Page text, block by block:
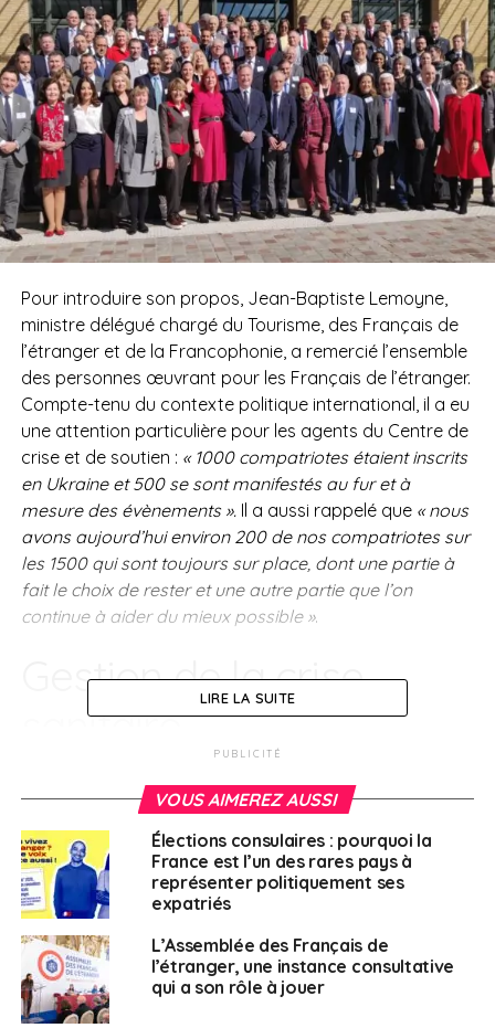
Pour introduire son propos, Jean-Baptiste Lemoyne,
ministre délégué chargé du Tourisme, des Français de
l’étranger et de la Francophonie, a remercié l’ensemble
des personnes œuvrant pour les Français de l’étranger.
Compte-tenu du contexte politique international, il a eu
une attention particulière pour les agents du Centre de
crise et de soutien : « 1000 compatriotes étaient inscrits
en Ukraine et 500 se sont manifestés au fur et à
mesure des évènements ».Il a aussi rappelé que« nous
avons aujourd’hui environ 200 de nos compatriotes sur
les 1500 qui sont toujours sur place, dont une partie à
fait le choix de rester et une autre partie que l’on
continue à aider du mieux possible ».
Gestion de la crise
sanitaire
crise sanitaire à l’attention de nos compatriotes à
l’étranger, pointant notamment, au niveau des envois
de vaccins, les entraves inhérentes à différentes
réglementations nationales qui ont rendu certaines
démarches compliquées. Il a également rappelé le
choix de mettre en place un système de conversion de
certificat de vaccination, et désormais de certificat de
rétablissement étranger :« 350.000 pass sanitaire ont
été ainsi réalisés et délivrés à nos compatriotes»,
LIRE LA SUITE
PUBLICITÉ
VOUS AIMEREZ AUSSI
Élections consulaires : pourquoi la
France est l’un des rares pays à
représenter politiquement ses
expatriés
L’Assemblée des Français de
l’étranger, une instance consultative
qui a son rôle à jouer